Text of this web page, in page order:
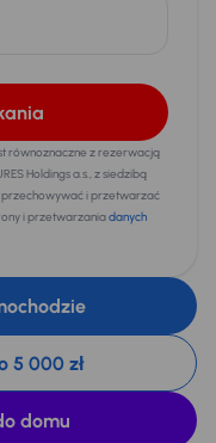
równoznaczne z rezerwacją
Holdings a.s., z siedzibą
przechowywać i przetwarzać
i przetwarzaniadanych
5 000 zł
domu